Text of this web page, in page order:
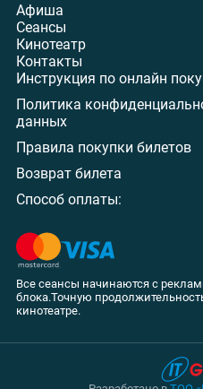
Афиша
Сеансы
Кинотеатр
Контакты
Инструкция по онлайн
Политика
данных
Правила покупки билетов
Возврат билета
Способ оплаты:
Все сеансы начинаются с
блока.Точную
кинотеатре.